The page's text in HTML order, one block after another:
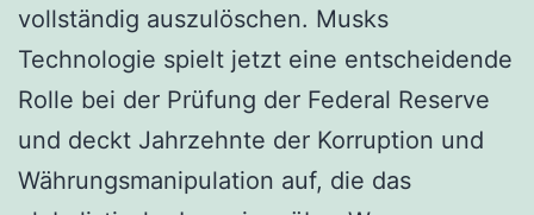
vollständig auszulöschen. Musks
Technologie spielt jetzt eine entscheidende
Rolle bei der Prüfung der Federal Reserve
und deckt Jahrzehnte der Korruption und
Währungsmanipulation auf, die das